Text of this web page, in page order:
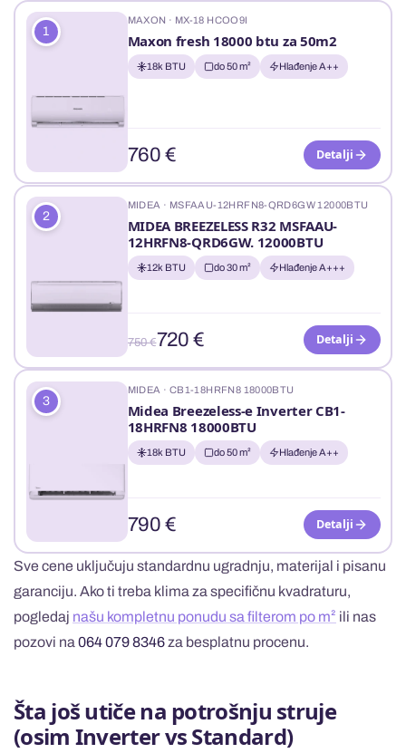
1
MAXON · MX-18 HCOO9I
Maxon fresh 18000 btu za 50m2
18k BTU do 50 m² Hlađenje A++
760 € Detalji
2
MIDEA · MSFAAU-12HRFN8-QRD6GW 12000BTU
MIDEA BREEZELESS R32 MSFAAU-
12HRFN8-QRD6GW. 12000BTU
12k BTU do 30 m² Hlađenje A+++
750 €720 € Detalji
3
MIDEA · CB1-18HRFN8 18000BTU
Midea Breezeless-e Inverter CB1-
18HRFN8 18000BTU
18k BTU do 50 m² Hlađenje A++
790 € Detalji
Sve cene uključuju standardnu ugradnju, materijal i pisanu
garanciju. Ako ti treba klima za specifičnu kvadraturu,
pogledaj našu kompletnu ponudu sa filterom po m² ili nas
pozovi na 064 079 8346za besplatnu procenu.
Šta još utiče na potrošnju struje
(osim Inverter vs Standard)